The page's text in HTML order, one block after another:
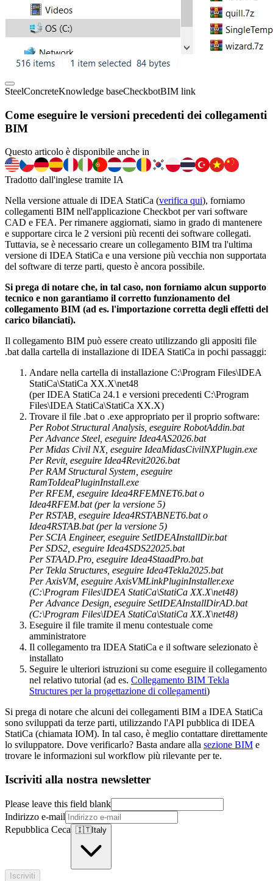
SteelConcreteKnowledge baseCheckbotBIM link
Come eseguire le versioni precedenti dei collegamenti
BIM
Questo articolo è disponibile anche in
Tradotto dall'inglese tramite IA
Nella versione attuale di IDEA StatiCa (verifica qui), forniamo
collegamenti BIM nell'applicazione Checkbot per vari software
CAD e FEA. Per rimanere aggiornati, siamo in grado di mantenere
e supportare circa le 2 versioni più recenti dei software collegati.
Tuttavia, se è necessario creare un collegamento BIM tra l'ultima
versione di IDEA StatiCa e una versione più vecchia non supportata
del software di terze parti, questo è ancora possibile.
Si prega di notare che, in tal caso, non forniamo alcun supporto
tecnico e non garantiamo il corretto funzionamento del
collegamento BIM (ad es. l'importazione corretta degli effetti del
carico bilanciati).
Il collegamento BIM può essere creato utilizzando gli appositi file
.bat dalla cartella di installazione di IDEA StatiCa in pochi passaggi:
Andare nella cartella di installazione C:\Program Files\IDEA
StatiCa\StatiCa XX.X\net48
(per IDEA StatiCa 24.1 e versioni precedenti C:\Program
Files\IDEA StatiCa\StatiCa XX.X)
Trovare il file .bat o .exe appropriato per il proprio software:
Per Robot Structural Analysis, eseguire RobotAddin.bat
Per Advance Steel, eseguire Idea4AS2026.bat
Per Midas Civil NX, eseguire IdeaMidasCivilNXPlugin.exe
Per Revit, eseguire Idea4Revit2026.bat
Per RAM Structural System, eseguire
RamToIdeaPluginInstall.exe
Per RFEM, eseguire Idea4RFEMNET6.bat o
Idea4RFEM.bat (per la versione 5)
Per RSTAB, eseguire Idea4RSTABNET6.bat o
Idea4RSTAB.bat (per la versione 5)
Per SCIA Engineer, eseguire SetIDEAInstallDir.bat
Per SDS2, eseguire Idea4SDS22025.bat
Per STAAD.Pro, eseguire Idea4StaadPro.bat
Per Tekla Structures, eseguire Idea4Tekla2025.bat
Per AxisVM, eseguire AxisVMLinkPluginInstaller.exe
(C:\Program Files\IDEA StatiCa\StatiCa XX.X\net48)
Per Advance Design, eseguire SetIDEAInstallDirAD.bat
(C:\Program Files\IDEA StatiCa\StatiCa XX.X\net48)
Eseguire il file tramite il menu contestuale come
amministratore
Il collegamento tra IDEA StatiCa e il software selezionato è
installato
Seguire le ulteriori istruzioni su come eseguire il collegamento
nel relativo tutorial (ad es. Collegamento BIM Tekla
Structures per la progettazione di collegamenti)
Si prega di notare che alcuni dei collegamenti BIM a IDEA StatiCa
sono sviluppati da terze parti, utilizzando l'API pubblica di IDEA
StatiCa (chiamata IOM). In tal caso, è meglio contattare direttamente
lo sviluppatore. Dove verificarlo? Basta andare alla sezione BIM e
trovare le informazioni sul workflow più rilevante per te.
Iscriviti alla nostra newsletter
Please leave this field blank
Indirizzo e-mail
Repubblica Ceca 🇮🇹Italy
Iscriviti